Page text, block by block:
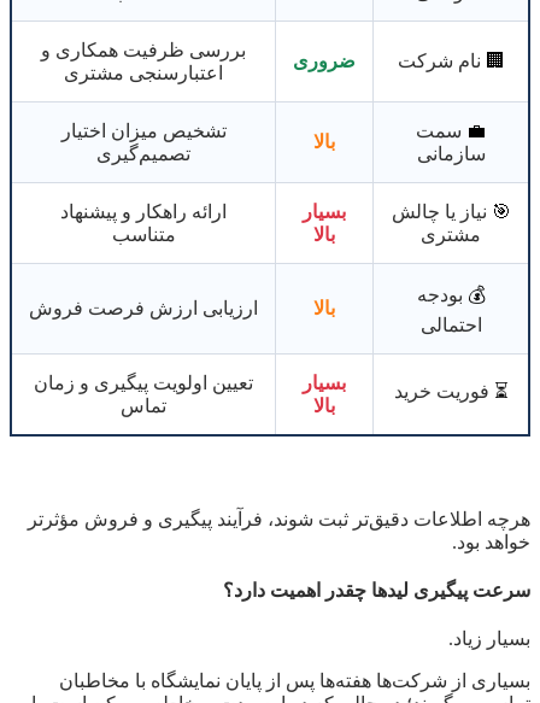
🏢 نام شرکت ضروری
بررسی ظرفیت همکاری و
اعتبارسنجی مشتری
💼 سمت
سازمانی
بالا
تشخیص میزان اختیار
تصمیم‌گیری
🎯 نیاز یا چالش
مشتری
بسیار
بالا
ارائه راهکار و پیشنهاد
متناسب
💰 بودجه
احتمالی
بالا ارزیابی ارزش فرصت فروش
⏳ فوریت خرید
بسیار
بالا
تعیین اولویت پیگیری و زمان
تماس
هرچه اطلاعات دقیق‌تر ثبت شوند، فرآیند پیگیری و فروش مؤثرتر
خواهد بود.
سرعت پیگیری لیدها چقدر اهمیت دارد؟
بسیار زیاد.
بسیاری از شرکت‌ها هفته‌ها پس از پایان نمایشگاه با مخاطبان